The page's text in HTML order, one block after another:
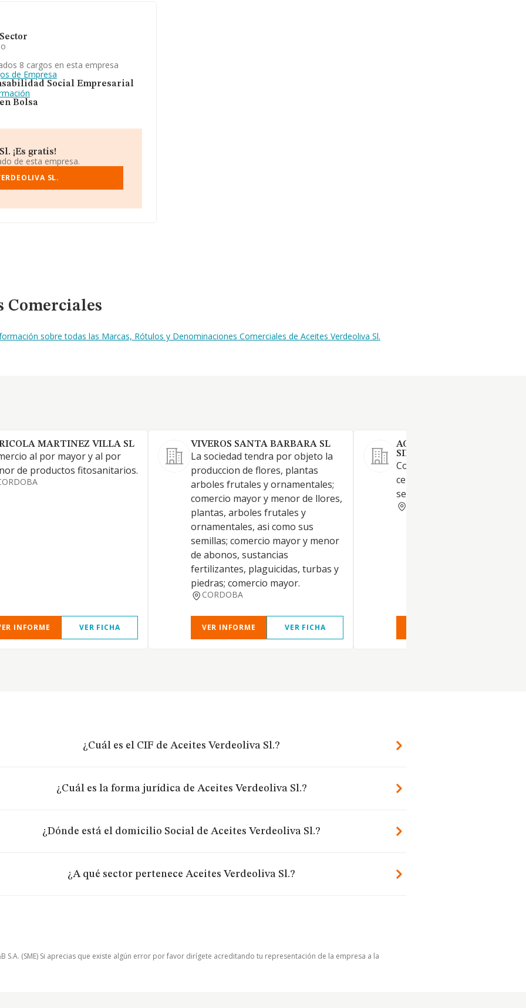
8 cargos en esta empresa
de Empresa
Social Empresarial
Bolsa
¡Es gratis!
de esta empresa.
SL.
Comerciales
sobre todas las Marcas, Rótulos y Denominaciones Comerciales de Aceites Verdeoliva Sl.
MARTINEZ VILLA SL
al por mayor y al por
de productos fitosanitarios.
INFORME VER FICHA
VIVEROS SANTA BARBARA SL
La sociedad tendra por objeto la
produccion de flores, plantas
arboles frutales y ornamentales;
comercio mayor y menor de llores,
plantas, arboles frutales y
ornamentales, asi como sus
semillas; comercio mayor y menor
de abonos, sustancias
fertilizantes, plaguicidas, turbas y
piedras; comercio mayor.
CORDOBA
VER INFORME VER FICHA
AGROQUIMICOS
SILLERO RUIZ SL
Comercio al por mayor de
cereales, piensos
semillas y fertilizantes.
¿Cuál es el CIF de Aceites Verdeoliva Sl.?
¿Cuál es la forma jurídica de Aceites Verdeoliva Sl.?
¿Dónde está el domicilio Social de Aceites Verdeoliva Sl.?
¿A qué sector pertenece Aceites Verdeoliva Sl.?
(SME) Si aprecias que existe algún error por favor dirígete acreditando tu representación de la empresa a la